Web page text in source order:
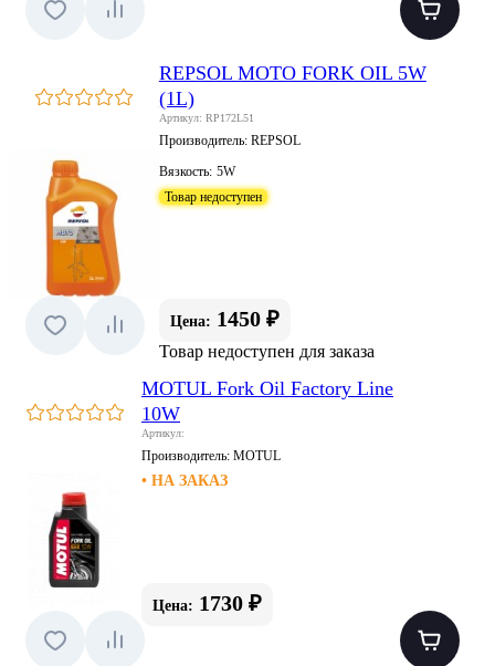
REPSOL MOTO FORK OIL 5W
(1L)
Артикул: RP172L51
Производитель: REPSOL
Вязкость: 5W
Товар недоступен
Цена: 1450 ₽
Товар недоступен для заказа
MOTUL Fork Oil Factory Line
10W
Артикул:
Производитель: MOTUL
• НА ЗАКАЗ
Цена: 1730 ₽